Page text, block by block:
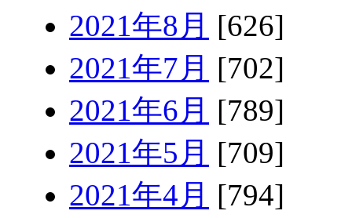
2021年8月 [626]
2021年7月 [702]
2021年6月 [789]
2021年5月 [709]
2021年4月 [794]